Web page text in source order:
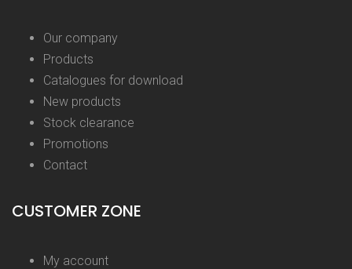
Our company
Products
Catalogues for download
New products
Stock clearance
Promotions
Contact
CUSTOMER ZONE
My account